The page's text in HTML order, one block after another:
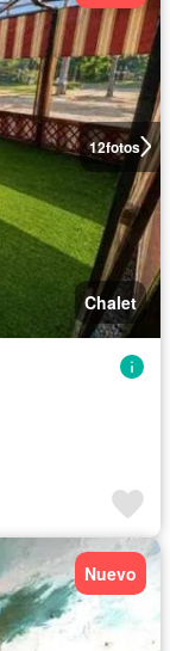
12fotos
Chalet
Nuevo